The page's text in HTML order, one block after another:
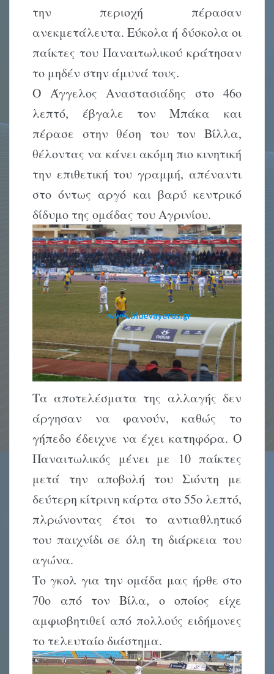
την περιοχή πέρασαν
ανεκμετάλευτα. Εύκολα ή δύσκολα οι
παίκτες του Παναιτωλικού κράτησαν
το μηδέν στην άμυνά τους.
Ο Άγγελος Αναστασιάδης στο 46ο
λεπτό, έβγαλε τον Μπάκα και
πέρασε στην θέση του τον Βίλλα,
θέλοντας να κάνει ακόμη πιο κινητική
την επιθετική του γραμμή, απέναντι
στο όντως αργό και βαρύ κεντρικό
δίδυμο της ομάδας του Αγρινίου.
Τα αποτελέσματα της αλλαγής δεν
άργησαν να φανούν, καθώς το
γήπεδο έδειχνε να έχει κατηφόρα. Ο
Παναιτωλικός μένει με 10 παίκτες
μετά την αποβολή του Σιόντη με
δεύτερη κίτρινη κάρτα στο 55ο λεπτό,
πλρώνοντας έτσι το αντιαθλητικό
του παιχνίδι σε όλη τη διάρκεια του
αγώνα.
Το γκολ για την ομάδα μας ήρθε στο
70ο από τον Βίλα, ο οποίος είχε
αμφισβητιθεί από πολλούς ειδήμονες
το τελευταίο διάστημα.